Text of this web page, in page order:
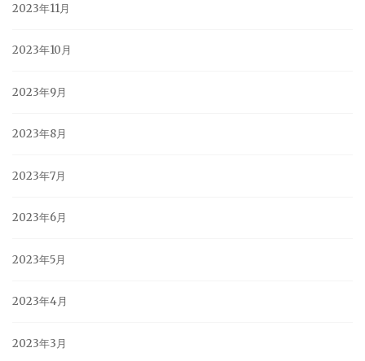
2023年11月
2023年10月
2023年9月
2023年8月
2023年7月
2023年6月
2023年5月
2023年4月
2023年3月